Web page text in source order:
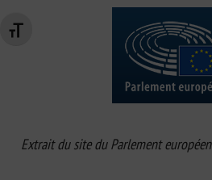
Changer la taille de la police
Extrait du site du Parlement européen